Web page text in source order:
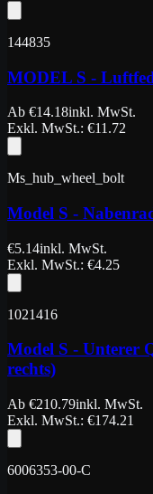
144835
MODEL S -
Ab €14.18inkl. MwSt.
Exkl. MwSt.: €11.72
Ms_hub_wheel_bolt
Model S -
€5.14inkl. MwSt.
Exkl. MwSt.: €4.25
1021416
Model S - Unterer
rechts)
Ab €210.79inkl. MwSt.
Exkl. MwSt.: €174.21
6006353-00-C